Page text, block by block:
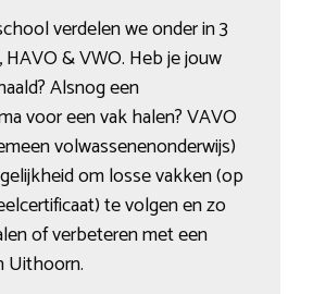
verdelen we onder in 3
HAVO & VWO. Heb je jouw
Alsnog een
voor een vak halen? VAVO
volwassenenonderwijs)
om losse vakken (op
te volgen en zo
of verbeteren met een
Uithoorn.